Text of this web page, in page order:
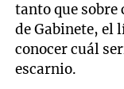
tanto que sobre
de Gabinete, el
conocer cuál
escarnio.